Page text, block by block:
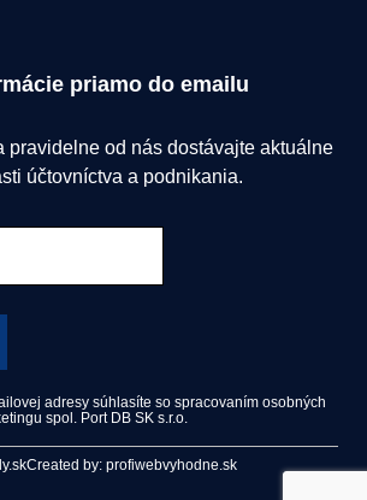
priamo do emailu
pravidelne od nás dostávajte aktuálne
účtovníctva a podnikania.
adresy súhlasíte so spracovaním osobných
spol. Port DB SK s.r.o.
Created by: profiwebvyhodne.sk